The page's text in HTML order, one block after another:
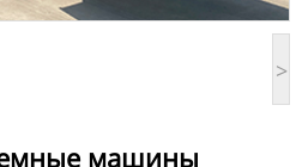
>
машины